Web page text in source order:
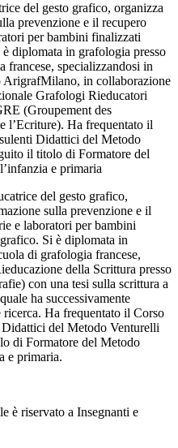
del gesto grafico, organizza
prevenzione e il recupero
per bambini finalizzati
diplomata in grafologia presso
specializzandosi in
ArigrafMilano, in collaborazione
Grafologi Rieducatori
(Groupement des
l’Ecriture). Ha frequentato il
Didattici del Metodo
il titolo di Formatore del
e primaria
del gesto grafico,
sulla prevenzione e il
e laboratori per bambini
Si è diplomata in
di grafologia francese,
della Scrittura presso
con una tesi sulla scrittura a
ha successivamente
Ha frequentato il Corso
del Metodo Venturelli
di Formatore del Metodo
e primaria.
è riservato a Insegnanti e